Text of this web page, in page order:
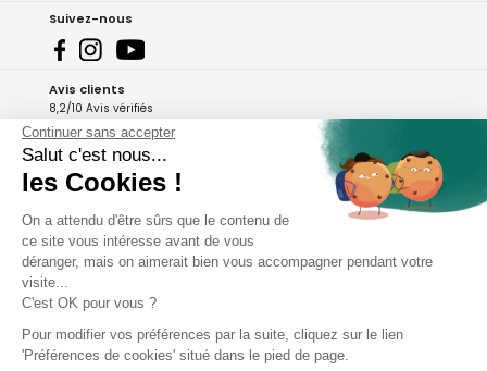
Suivez-nous
Avis clients
8,2/10 Avis vérifiés
L'Appli Phox
A propos de Phox
Services et garanties
Continuer sans accepter
Salut c'est nous...
les Cookies !
On a attendu d'être sûrs que le contenu de
ce site vous intéresse avant de vous
déranger, mais on aimerait bien vous accompagner pendant votre
visite...
C'est OK pour vous ?
Pour modifier vos préférences par la suite, cliquez sur le lien
'Préférences de cookies' situé dans le pied de page.